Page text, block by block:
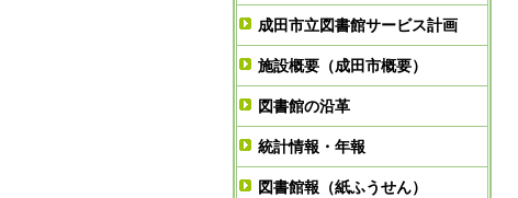
成田市立図書館サービス計画
施設概要（成田市概要）
図書館の沿革
統計情報・年報
図書館報（紙ふうせん）